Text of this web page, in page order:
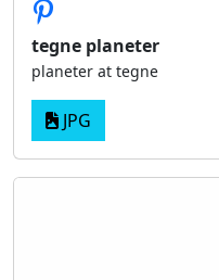
tegne planeter
planeter at tegne
JPG